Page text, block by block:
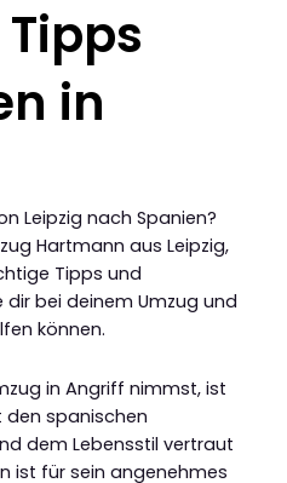
in
Leipzig nach Spanien?
Hartmann aus Leipzig,
Tipps und
bei deinem Umzug und
können.
in Angriff nimmst, ist
spanischen
dem Lebensstil vertraut
ist für sein angenehmes